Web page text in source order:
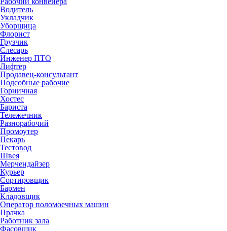
Водитель
Укладчик
Уборщица
Флорист
Грузчик
Слесарь
Инженер ПТО
Лифтер
Продавец-консультант
Подсобные рабочие
Горничная
Хостес
Бариста
Тележечник
Разнорабочий
Промоутер
Пекарь
Тестовод
Швея
Мерчендайзер
Курьер
Сортировщик
Бармен
Кладовщик
Оператор поломоечных машин
Прачка
Работник зала
Фасовщик